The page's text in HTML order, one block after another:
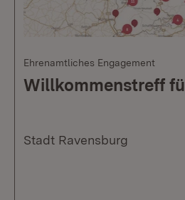
Ehrenamtliches Engagement
Willkommenstreff
Stadt Ravensburg